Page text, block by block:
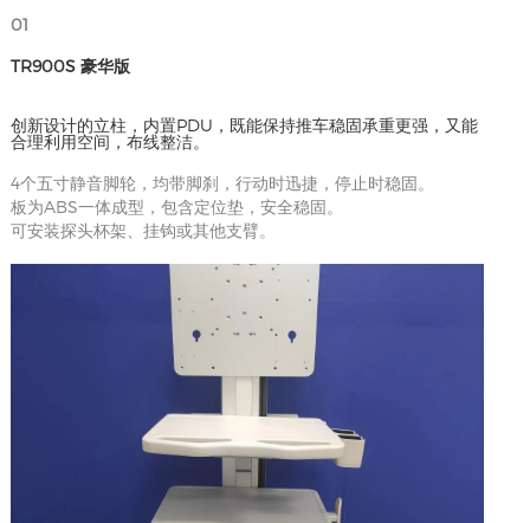
01
TR900S 豪华版
创新设计的立柱，内置PDU，既能保持推车稳固承重更强，又能
合理利用空间，布线整洁。
4个五寸静音脚轮，均带脚刹，行动时迅捷，停止时稳固。
板为ABS一体成型，包含定位垫，安全稳固。
可安装探头杯架、挂钩或其他支臂。